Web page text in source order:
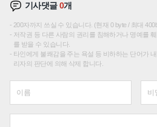
기사댓글0개
200자까지 쓰실 수 있습니다. (현재 0 byte / 최대
저작권 등 다른 사람의 권리를 침해하거나 명예를
를 받을 수 있습니다.
타인에게 불쾌감을 주는 욕설 등 비하하는 단어가
리자의 판단에 의해 삭제 합니다.